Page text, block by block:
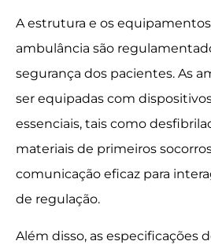
A estrutura e os
ambulância são
segurança dos pacientes. As
ser equipadas com
essenciais, tais como
materiais de primeiros
comunicação eficaz para
de regulação.
Além disso, as especificações